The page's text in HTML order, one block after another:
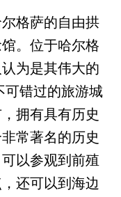
格萨的自由拱
。位于哈尔格
为是其伟大的
可错过的旅游城
拥有具有历史
常著名的历史
以参观到前殖
还可以到海边